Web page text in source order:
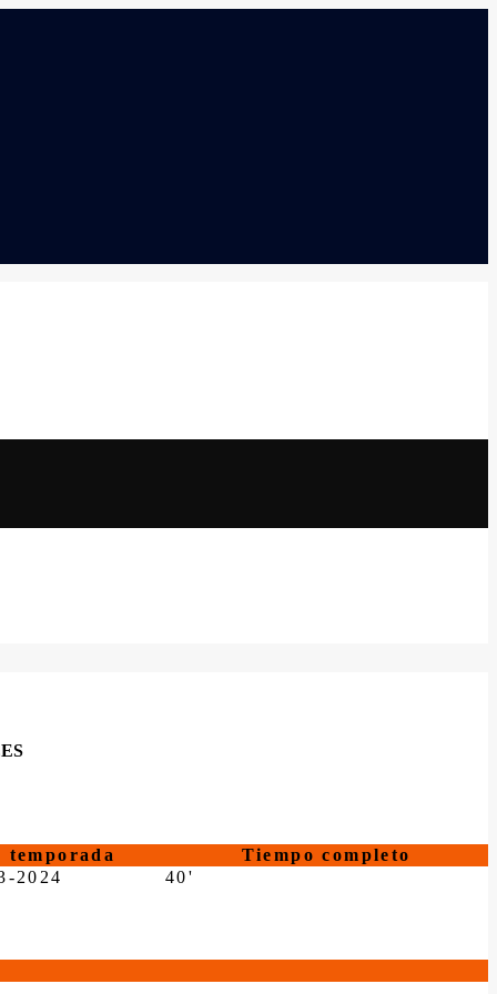
temporada
Tiempo completo
2024 40'